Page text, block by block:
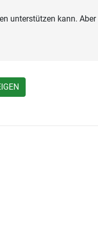
unterstützen kann. Aber